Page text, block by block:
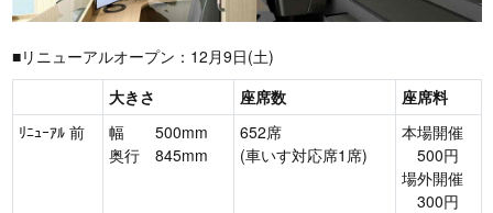
■リニューアルオープン：12月9日(土)
大きさ
座席数
座席料
ﾘﾆｭｰｱﾙ 前
幅 500mm
奥行 845mm
652席
(車いす対応席1席)
本場開催
500円
場外開催
300円